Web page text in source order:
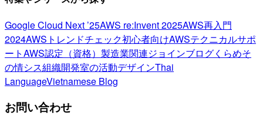
Google Cloud Next ’25AWS re:Invent 2025AWS再入門
2024AWSトレンドチェック初心者向けAWSテクニカルサポ
ートAWS認定（資格） 製造業関連ジョインブログくらめそ
の情シス組織開発室の活動デザインThai
LanguageVietnamese Blog
お問い合わせ